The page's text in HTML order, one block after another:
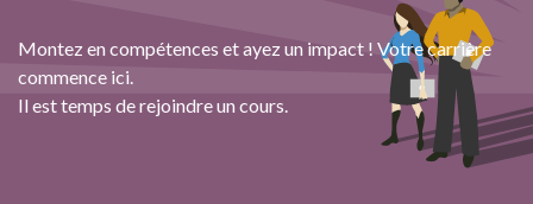
Montez en compétences et ayez un impact ! Votre carrière
commence ici.
Il est temps de rejoindre un cours.